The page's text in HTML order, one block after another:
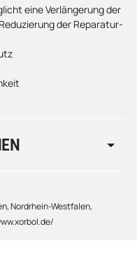
eine Verlängerung der
der Reparatur-
Nordrhein-Westfalen,